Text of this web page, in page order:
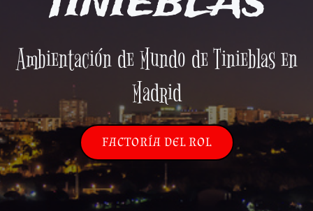
Ambientación de Mundo de Tinieblas en
Madrid
FACTORÍA DEL ROL